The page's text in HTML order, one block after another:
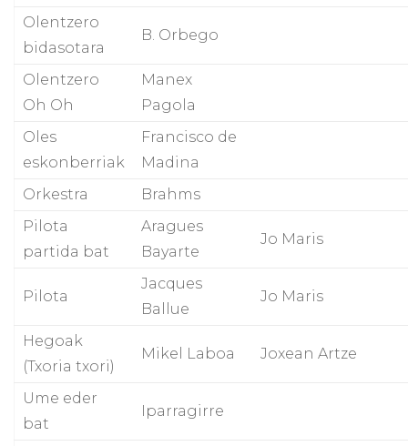
Olentzero
bidasotara
B. Orbego
Olentzero
Oh Oh
Manex
Pagola
Oles
eskonberriak
Francisco de
Madina
Orkestra
Brahms
Pilota
partida bat
Aragues
Bayarte
Jo Maris
Pilota
Jacques
Ballue
Jo Maris
Hegoak
(Txoria txori)
Mikel Laboa Joxean Artze
Ume eder
bat
Iparragirre